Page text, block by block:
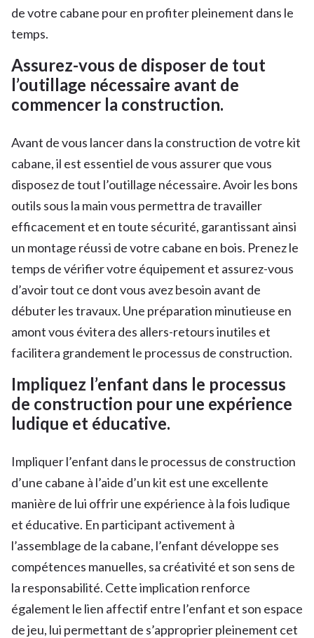
de votre cabane pour en profiter pleinement dans le
temps.
Assurez-vous de disposer de tout
l’outillage nécessaire avant de
commencer la construction.
Avant de vous lancer dans la construction de votre kit
cabane, il est essentiel de vous assurer que vous
disposez de tout l’outillage nécessaire. Avoir les bons
outils sous la main vous permettra de travailler
efficacement et en toute sécurité, garantissant ainsi
un montage réussi de votre cabane en bois. Prenez le
temps de vérifier votre équipement et assurez-vous
d’avoir tout ce dont vous avez besoin avant de
débuter les travaux. Une préparation minutieuse en
amont vous évitera des allers-retours inutiles et
facilitera grandement le processus de construction.
Impliquez l’enfant dans le processus
de construction pour une expérience
ludique et éducative.
Impliquer l’enfant dans le processus de construction
d’une cabane à l’aide d’un kit est une excellente
manière de lui offrir une expérience à la fois ludique
et éducative. En participant activement à
l’assemblage de la cabane, l’enfant développe ses
compétences manuelles, sa créativité et son sens de
la responsabilité. Cette implication renforce
également le lien affectif entre l’enfant et son espace
de jeu, lui permettant de s’approprier pleinement cet